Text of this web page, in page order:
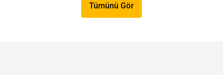
Tümünü Gör